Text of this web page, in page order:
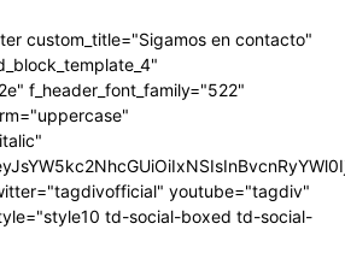
custom_title="Sigamos en contacto"
f_header_font_family="522"
youtube="tagdiv"
td-social-boxed td-social-